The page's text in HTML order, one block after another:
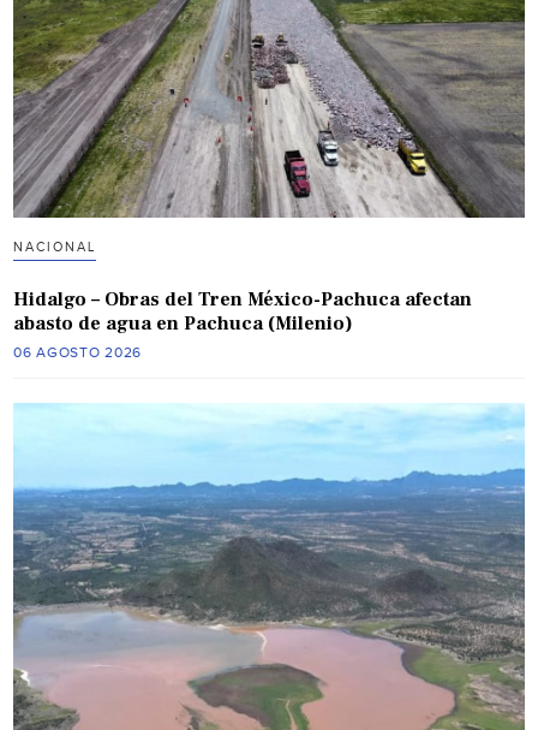
NACIONAL
Hidalgo – Obras del Tren México-Pachuca afectan
abasto de agua en Pachuca (Milenio)
06 AGOSTO 2026